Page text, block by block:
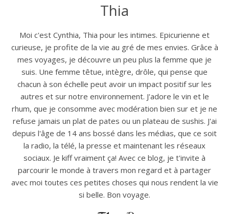
Thia
Moi c'est Cynthia, Thia pour les intimes. Epicurienne et
curieuse, je profite de la vie au gré de mes envies. Grâce à
mes voyages, je découvre un peu plus la femme que je
suis. Une femme têtue, intègre, drôle, qui pense que
chacun à son échelle peut avoir un impact positif sur les
autres et sur notre environnement. J'adore le vin et le
rhum, que je consomme avec modération bien sur et je ne
refuse jamais un plat de pates ou un plateau de sushis. J'ai
depuis l'âge de 14 ans bossé dans les médias, que ce soit
la radio, la télé, la presse et maintenant les réseaux
sociaux. Je kiff vraiment ça! Avec ce blog, je t'invite à
parcourir le monde à travers mon regard et à partager
avec moi toutes ces petites choses qui nous rendent la vie
si belle. Bon voyage.